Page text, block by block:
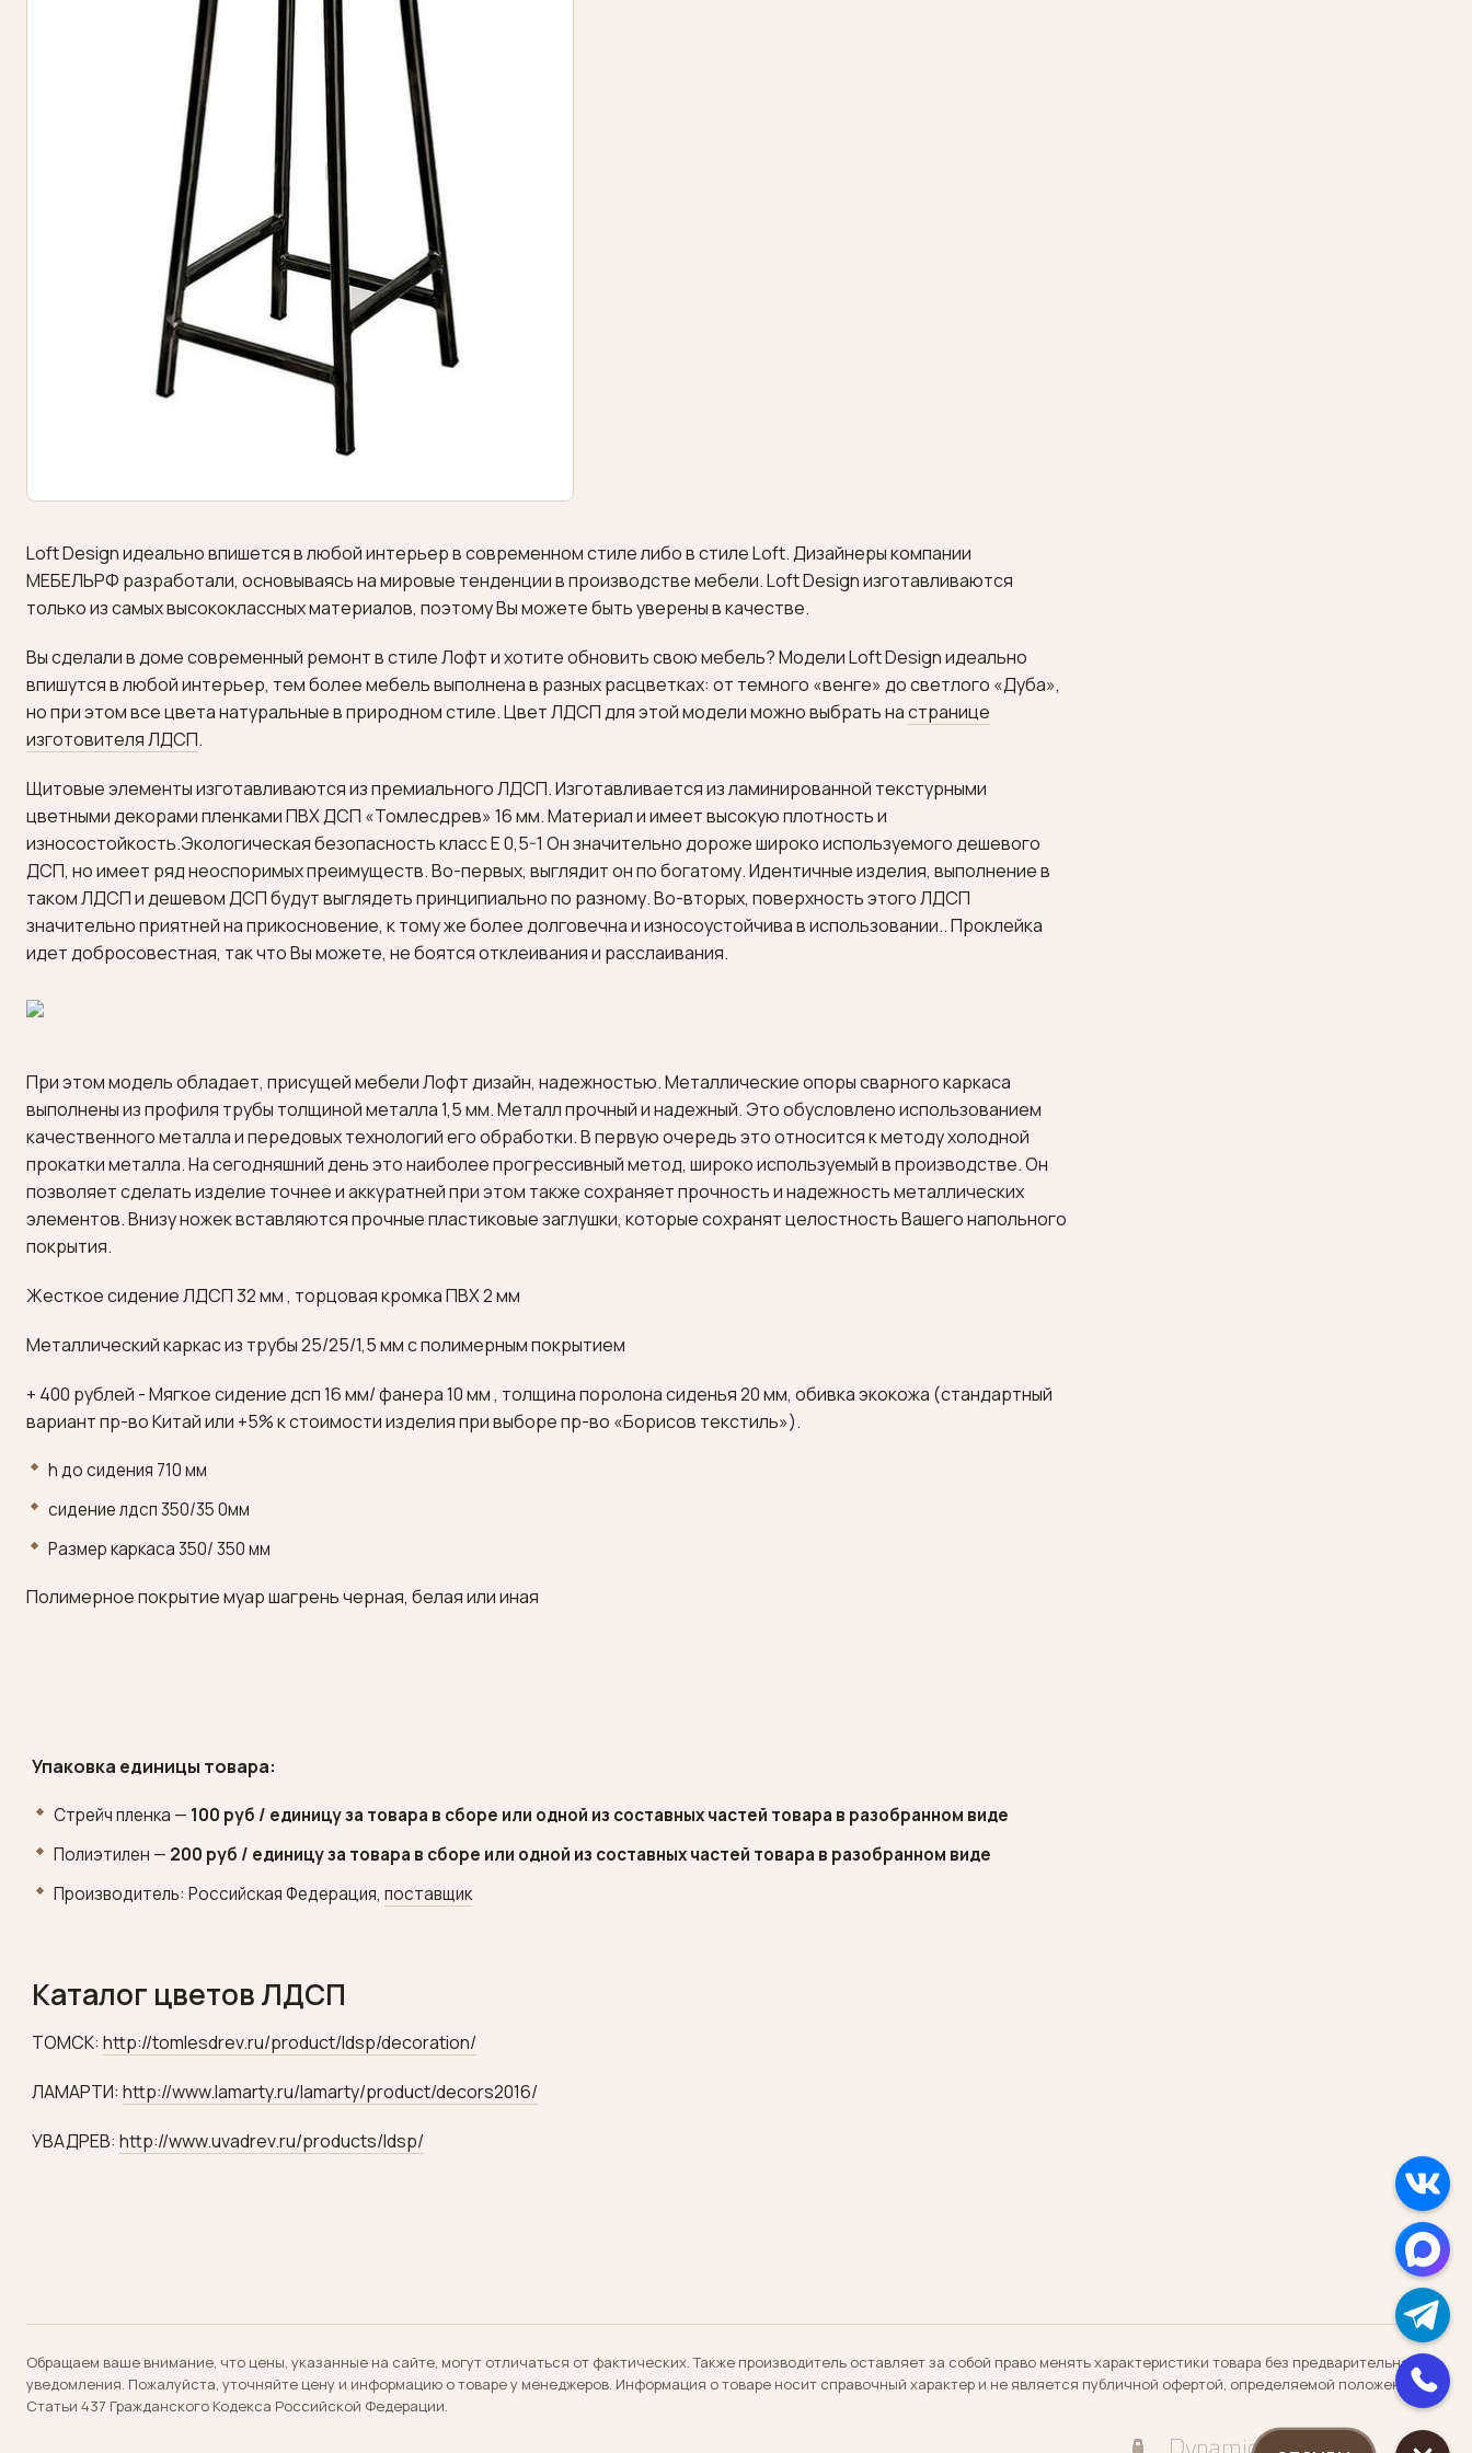
дошкольная
Конференц-
Торговая
выставочная
рестораны
Отзывы
Написать
Поставщики
Контакты
Loft Design идеально впишется в любой интерьер в современном стиле либо в стиле Loft. Дизайнеры компании
МЕБЕЛЬРФ разработали, основываясь на мировые тенденции в производстве мебели. Loft Design изготавливаются
только из самых высококлассных материалов, поэтому Вы можете быть уверены в качестве.
Вы сделали в доме современный ремонт в стиле Лофт и хотите обновить свою мебель? Модели Loft Design идеально
впишутся в любой интерьер, тем более мебель выполнена в разных расцветках: от темного «венге» до светлого «Дуба»,
но при этом все цвета натуральные в природном стиле. Цвет ЛДСП для этой модели можно выбрать настранице
изготовителя ЛДСП.
Щитовые элементы изготавливаются из премиального ЛДСП. Изготавливается из ламинированной текстурными
цветными декорами пленками ПВХ ДСП «Томлесдрев» 16 мм. Материал и имеет высокую плотность и
износостойкость.Экологическая безопасность класс Е 0,5-1 Он значительно дороже широко используемого дешевого
ДСП, но имеет ряд неоспоримых преимуществ. Во-первых, выглядит он по богатому. Идентичные изделия, выполнение в
таком ЛДСП и дешевом ДСП будут выглядеть принципиально по разному. Во-вторых, поверхность этого ЛДСП
значительно приятней на прикосновение, к тому же более долговечна и износоустойчива в использовании.. Проклейка
идет добросовестная, так что Вы можете, не боятся отклеивания и расслаивания.
При этом модель обладает, присущей мебели Лофт дизайн, надежностью. Металлические опоры сварного каркаса
выполнены из профиля трубы толщиной металла 1,5 мм. Металл прочный и надежный. Это обусловлено использованием
качественного металла и передовых технологий его обработки. В первую очередь это относится к методу холодной
прокатки металла. На сегодняшний день это наиболее прогрессивный метод, широко используемый в производстве. Он
позволяет сделать изделие точнее и аккуратней при этом также сохраняет прочность и надежность металлических
элементов. Внизу ножек вставляются прочные пластиковые заглушки, которые сохранят целостность Вашего напольного
покрытия.
Жесткое сидение ЛДСП 32 мм , торцовая кромка ПВХ 2 мм
Металлический каркас из трубы 25/25/1,5 мм с полимерным покрытием
+ 400 рублей - Мягкое сидение дсп 16 мм/ фанера 10 мм , толщина поролона сиденья 20 мм, обивка экокожа (стандартный
вариант пр-во Китай или +5% к стоимости изделия при выборе пр-во «Борисов текстиль»).
hдо сидения 710мм
сидениелдсп 350/350мм
Размер каркаса 350/ 350мм
Полимерное покрытие муар шагрень черная, белая или иная
Упаковка единицы товара:
Стрейч пленка — 100 руб / единицу за товара в сборе или одной из составных частей товара в разобранном виде
Полиэтилен — 200 руб / единицу за товара в сборе или одной из составных частей товара в разобранном виде
Производитель: Российская Федерация, поставщик
Каталог цветов ЛДСП
ТОМСК: http://tomlesdrev.ru/­product/ldsp/­decoration/
ЛАМАРТИ: http://www.lamarty.ru/­lamarty/product/­decors2016/
УВАДРЕВ: http://www.uvadrev.ru/­products/ldsp/
Обращаем ваше внимание, что цены, указанные на сайте, могут отличаться от фактических. Также производитель оставляет за собой право менять характеристики товара без предварительного
уведомления. Пожалуйста, уточняйте цену и информацию о товаре у менеджеров. Информация о товаре носит справочный характер и не является публичной офертой, определяемой положениями
Статьи 437 Гражданского Кодекса Российской Федерации.